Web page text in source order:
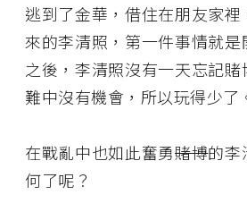
逃到了金華，借住在朋友家
來的李清照，第一件事情就
之後，李清照沒有一天忘記
難中沒有機會，所以玩得少了
在戰亂中也如此奮勇賭博的李
何了呢？